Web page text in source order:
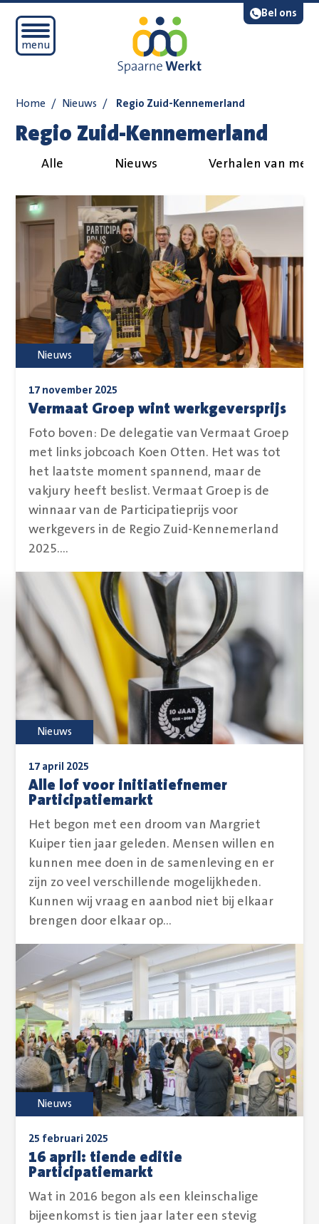
Bel ons
Open mobiel menu
menu
Lees voor
Home / Nieuws / Regio Zuid-Kennemerland
Regio Zuid-Kennemerland
Alle Nieuws Verhalen van
Vermaat Groep wint werkgeversprijs
17 november 2025
Foto boven: De delegatie van Vermaat Groep
met links jobcoach Koen Otten. Het was tot
het laatste moment spannend, maar de
vakjury heeft beslist. Vermaat Groep is de
winnaar van de Participatieprijs voor
werkgevers in de Regio Zuid-Kennemerland
2025....
Nieuws
Alle lof voor initiatiefnemer
Participatiemarkt
17 april 2025
Het begon met een droom van Margriet
Kuiper tien jaar geleden. Mensen willen en
kunnen mee doen in de samenleving en er
zijn zo veel verschillende mogelijkheden.
Kunnen wij vraag en aanbod niet bij elkaar
brengen door elkaar op...
Nieuws
16 april: tiende editie
Participatiemarkt
25 februari 2025
Wat in 2016 begon als een kleinschalige
bijeenkomst is tien jaar later een stevig
Nieuws